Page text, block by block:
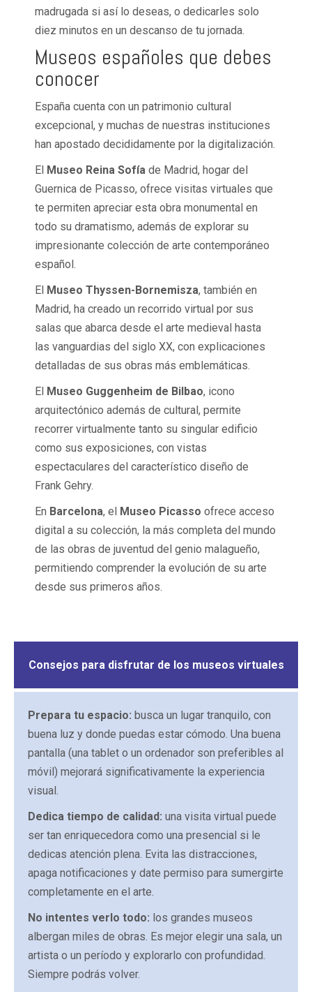
madrugada si así lo deseas, o dedicarles solo
diez minutos en un descanso de tu jornada.
Museos españoles que debes
conocer
España cuenta con un patrimonio cultural
excepcional, y muchas de nuestras instituciones
han apostado decididamente por la digitalización.
El Museo Reina Sofía de Madrid, hogar del
Guernica de Picasso, ofrece visitas virtuales que
te permiten apreciar esta obra monumental en
todo su dramatismo, además de explorar su
impresionante colección de arte contemporáneo
español.
El Museo Thyssen-Bornemisza, también en
Madrid, ha creado un recorrido virtual por sus
salas que abarca desde el arte medieval hasta
las vanguardias del siglo XX, con explicaciones
detalladas de sus obras más emblemáticas.
El Museo Guggenheim de Bilbao, icono
arquitectónico además de cultural, permite
recorrer virtualmente tanto su singular edificio
como sus exposiciones, con vistas
espectaculares del característico diseño de
Frank Gehry.
En Barcelona, el Museo Picasso ofrece acceso
digital a su colección, la más completa del mundo
de las obras de juventud del genio malagueño,
permitiendo comprender la evolución de su arte
desde sus primeros años.
Consejos para disfrutar de los museos virtuales
Prepara tu espacio: busca un lugar tranquilo, con
buena luz y donde puedas estar cómodo. Una buena
pantalla (una tablet o un ordenador son preferibles al
móvil) mejorará significativamente la experiencia
visual.
Dedica tiempo de calidad: una visita virtual puede
ser tan enriquecedora como una presencial si le
dedicas atención plena. Evita las distracciones,
apaga notificaciones y date permiso para sumergirte
completamente en el arte.
No intentes verlo todo: los grandes museos
albergan miles de obras. Es mejor elegir una sala, un
artista o un período y explorarlo con profundidad.
Siempre podrás volver.